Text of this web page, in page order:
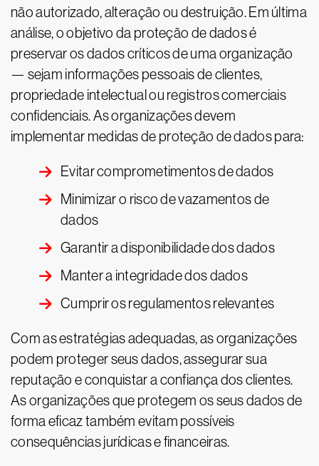
não autorizado, alteração ou destruição. Em última
análise, o objetivo da proteção de dados é
preservar os dados críticos de uma organização
— sejam informações pessoais de clientes,
propriedade intelectual ou registros comerciais
confidenciais. As organizações devem
implementar medidas de proteção de dados para:
Evitar comprometimentos de dados
Minimizar o risco de vazamentos de
dados
Garantir a disponibilidade dos dados
Manter a integridade dos dados
Cumprir os regulamentos relevantes
Com as estratégias adequadas, as organizações
podem proteger seus dados, assegurar sua
reputação e conquistar a confiança dos clientes.
As organizações que protegem os seus dados de
forma eficaz também evitam possíveis
consequências jurídicas e financeiras.